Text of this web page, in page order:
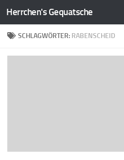
Zum Inhalt springen
Herrchen's Gequatsche
SCHLAGWÖRTER: RABENSCHEID